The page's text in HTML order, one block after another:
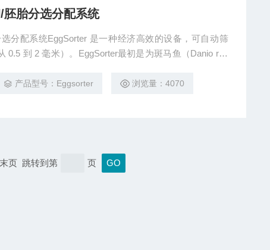
胚胎分选分配系统
分配系统EggSorter 是一种经济高效的设备，可自动筛
0.5 到 2 毫米）。EggSorter最初是为斑马鱼（Danio reri
产品型号：Eggsorter 浏览量：4070
页 跳转到第 页